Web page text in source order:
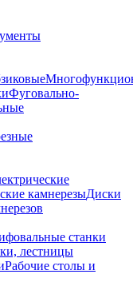
Фуговально-
камнерезыДиски
станки
лестницы
Рабочие столы и